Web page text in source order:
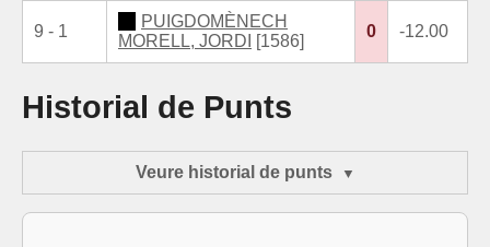
9 - 1
PUIGDOMÈNECH
MORELL, JORDI
[1586]
0 -12.00
Historial de Punts
Veure historial de punts